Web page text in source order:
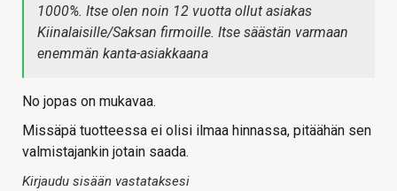
1000%. Itse olen noin 12 vuotta ollut asiakas
Kiinalaisille/Saksan firmoille. Itse säästän varmaan
enemmän kanta-asiakkaana
No jopas on mukavaa.
Missäpä tuotteessa ei olisi ilmaa hinnassa, pitäähän sen
valmistajankin jotain saada.
Kirjaudu sisään vastataksesi